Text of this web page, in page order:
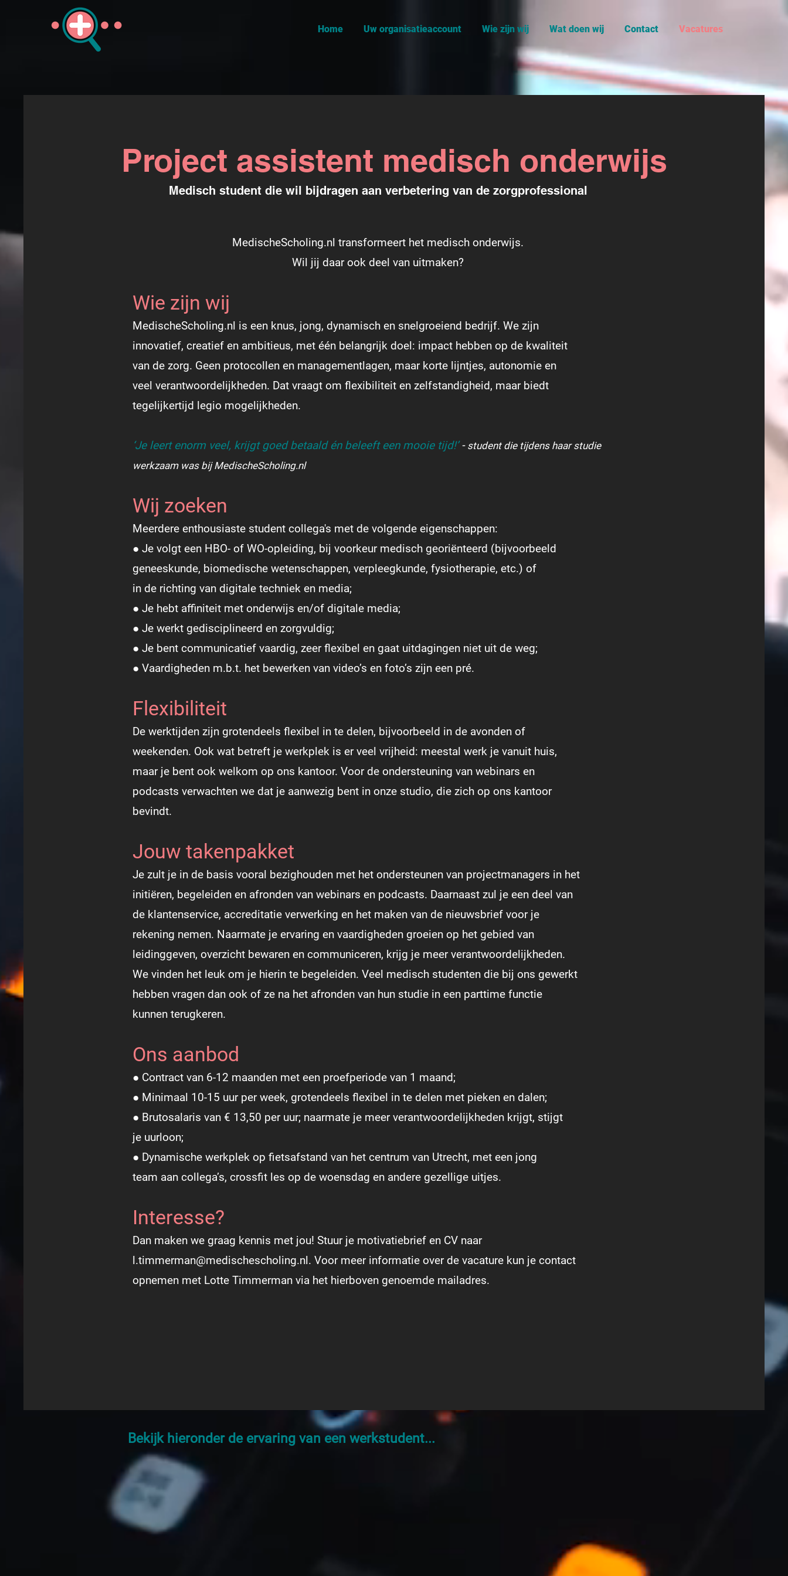
Home Uw organisatieaccount Wie zijn wij Wat doen wij Contact Vacatures
Project assistent medisch onderwijs
Medisch student die wil bijdragen aan verbetering van de zorgprofessional
MedischeScholing.nl transformeert het medisch onderwijs.
Wil jij daar ook deel van uitmaken?
Wie zijn wij
MedischeScholing.nl is een knus, jong, dynamisch en snelgroeiend bedrijf. We zijn
innovatief, creatief en ambitieus, met één belangrijk doel: impact hebben op de kwaliteit
van de zorg. Geen protocollen en managementlagen, maar korte lijntjes, autonomie en
veel verantwoordelijkheden. Dat vraagt om flexibiliteit en zelfstandigheid, maar biedt
tegelijkertijd legio mogelijkheden.
‘Je leert enorm veel, krijgt goed betaald én beleeft een mooie tijd!’- student die tijdens haar studie
werkzaam was bij MedischeScholing.nl
Wij zoeken
Meerdere enthousiaste student collega's met de volgende eigenschappen:
● Je volgt een HBO- of WO-opleiding, bij voorkeur medisch georiënteerd (bijvoorbeeld
geneeskunde, biomedische wetenschappen, verpleegkunde, fysiotherapie, etc.) of
in de richting van digitale techniek en media;
● Je hebt affiniteit met onderwijs en/of digitale media;
● Je werkt gedisciplineerd en zorgvuldig;
● Je bent communicatief vaardig, zeer flexibel en gaat uitdagingen niet uit de weg;
● Vaardigheden m.b.t. het bewerken van video’s en foto’s zijn een pré.
Flexibiliteit
De werktijden zijn grotendeels flexibel in te delen, bijvoorbeeld in de avonden of
weekenden. Ook wat betreft je werkplek is er veel vrijheid: meestal werk je vanuit huis,
maar je bent ook welkom op ons kantoor. Voor de ondersteuning van webinars en
podcasts verwachten we dat je aanwezig bent in onze studio, die zich op ons kantoor
bevindt.
Jouw takenpakket
Je zult je in de basis vooral bezighouden met het ondersteunen van projectmanagers in het
initiëren, begeleiden en afronden van webinars en podcasts. Daarnaast zul je een deel van
de klantenservice, accreditatie verwerking en het maken van de nieuwsbrief voor je
rekening nemen. Naarmate je ervaring en vaardigheden groeien op het gebied van
leidinggeven, overzicht bewaren en communiceren, krijg je meer verantwoordelijkheden.
We vinden het leuk om je hierin te begeleiden. Veel medisch studenten die bij ons gewerkt
hebben vragen dan ook of ze na het afronden van hun studie in een parttime functie
kunnen terugkeren.
Ons aanbod
● Contract van 6-12 maanden met een proefperiode van 1 maand;
● Minimaal 10-15 uur per week, grotendeels flexibel in te delen met pieken en dalen;
● Brutosalaris van € 13,50 per uur; naarmate je meer verantwoordelijkheden krijgt, stijgt
je uurloon;
● Dynamische werkplek op fietsafstand van het centrum van Utrecht, met een jong
team aan collega’s, crossfit les op de woensdag en andere gezellige uitjes.
Interesse?
Dan maken we graag kennis met jou! Stuur je motivatiebrief en CV naar
l.timmerman@medischescholing.nl. Voor meer informatie over de vacature kun je contact
opnemen met Lotte Timmerman via het hierboven genoemde mailadres.
Bekijk hieronder de ervaring van een werkstudent...